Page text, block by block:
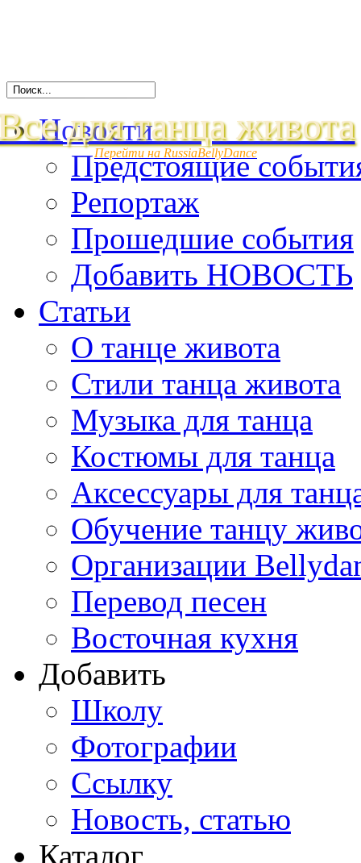
для танца живота
Перейти на RussiaBellyDance
Новости
Предстоящие
Репортаж
Прошедшие события
Добавить НОВОСТЬ
Статьи
О танце живота
Стили танца живота
Музыка для танца
Костюмы для танца
Аксессуары для
Обучение танцу
Организации
Перевод песен
Восточная кухня
Добавить
Школу
Фотографии
Ссылку
Новость, статью
Каталог